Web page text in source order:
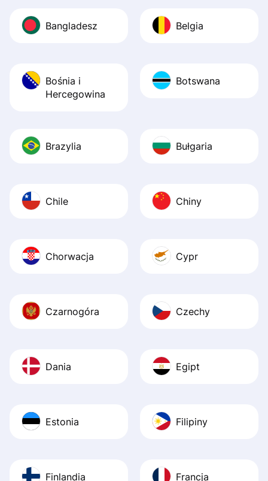
Bangladesz Belgia
Bośnia i
Hercegowina
Botswana
Brazylia Bułgaria
Chile Chiny
Chorwacja Cypr
Czarnogóra Czechy
Dania Egipt
Estonia Filipiny
Finlandia Francja